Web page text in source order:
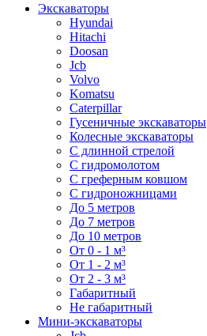
Экскаваторы
Hyundai
Hitachi
Doosan
Jcb
Volvo
Komatsu
Caterpillar
Гусеничные экскаваторы
Колесные экскаваторы
С длинной стрелой
С гидромолотом
С греферным ковшом
С гидроножницами
До 5 метров
До 7 метров
До 10 метров
От 0 - 1 м³
От 1 - 2 м³
От 2 - 3 м³
Габаритный
Не габаритный
Мини-экскаваторы